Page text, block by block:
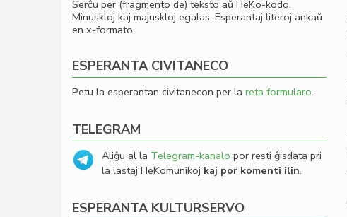
Serĉu per (fragmento de) teksto aŭ HeKo-kodo.
Minuskloj kaj majuskloj egalas. Esperantaj literoj ankaŭ
en x-formato.
ESPERANTA CIVITANECO
Petu la esperantan civitanecon per la reta formularo.
TELEGRAM
Aliĝu al la Telegram-kanalo por resti ĝisdata pri
la lastaj HeKomunikoj kaj por komenti ilin.
ESPERANTA KULTURSERVO